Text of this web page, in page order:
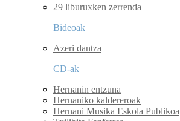
29 liburuxken zerrenda
Bideoak
Azeri dantza
CD-ak
Hernanin entzuna
Hernaniko kaldereroak
Hernani Musika Eskola Publikoa